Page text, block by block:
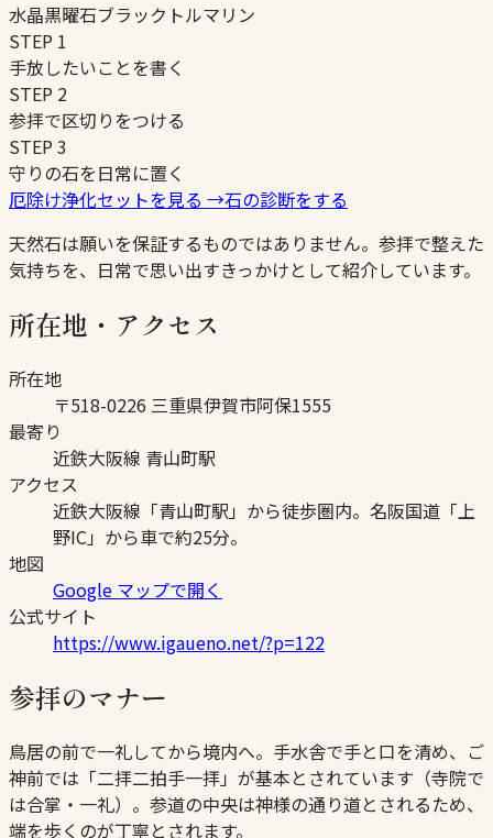
水晶黒曜石ブラックトルマリン
STEP 1
手放したいことを書く
STEP 2
参拝で区切りをつける
STEP3
守りの石を日常に置く
厄除け浄化セットを見る →石の診断をする
天然石は願いを保証するものではありません。参拝で整えた
気持ちを、日常で思い出すきっかけとして紹介しています。
所在地・アクセス
所在地
〒518-0226 三重県伊賀市阿保1555
最寄り
近鉄大阪線 青山町駅
アクセス
近鉄大阪線「青山町駅」から徒歩圏内。名阪国道「上
野IC」から車で約25分。
地図
Google マップで開く
公式サイト
https://www.igaueno.net/?p=122
参拝のマナー
鳥居の前で一礼してから境内へ。手水舎で手と口を清め、ご
神前では「二拝二拍手一拝」が基本とされています（寺院で
は合掌・一礼）。参道の中央は神様の通り道とされるため、
端を歩くのが丁寧とされます。